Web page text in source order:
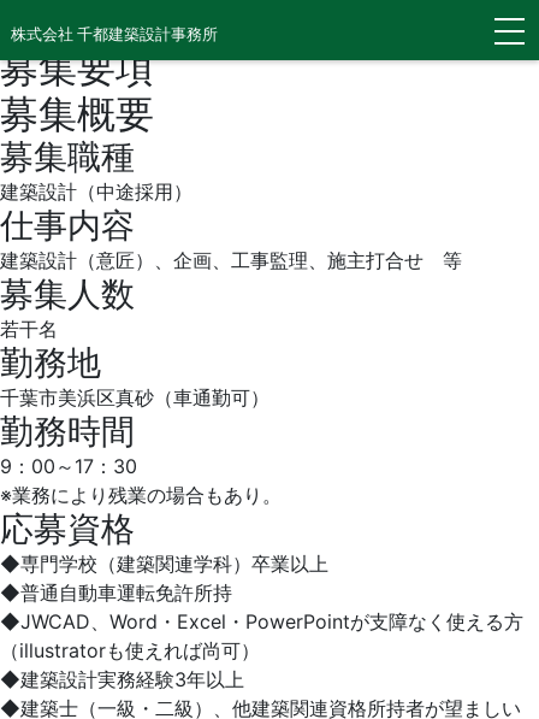
株式会社 千都建築設計事務所
中途採用​
募集要項
募集概要
募集職種
建築設計（中途採用）
仕事内容
建築設計（意匠）、企画、工事監理、施主打合せ 等
募集人数
若干名
勤務地
千葉市美浜区真砂（車通勤可）
勤務時間
9：00～17：30
※業務により残業の場合もあり。
応募資格
◆専門学校（建築関連学科）卒業以上
◆普通自動車運転免許所持
◆JWCAD、Word・Excel・PowerPointが支障なく使える方
（illustratorも使えれば尚可）
◆建築設計実務経験3年以上
◆建築士（一級・二級）、他建築関連資格所持者が望ましい